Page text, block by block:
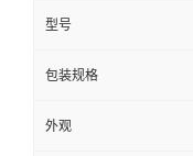
型号
包装规格
外观